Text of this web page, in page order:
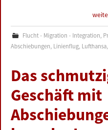
Flucht - Migration - Integration,
Abschiebungen, Linienflug, Lufthansa,
Das
Geschäft mit